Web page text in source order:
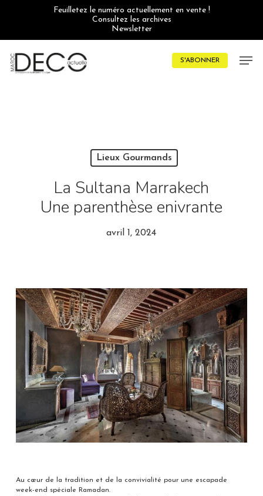
Feuilletez le numéro actuellement en vente !
Consultez les archives
Newsletter
S'ABONNER
Lieux Gourmands
La Sultana Marrakech
Une parenthèse enivrante
avril 1, 2024
Au cœur de la tradition et de la convivialité pour une escapade
week-end spéciale Ramadan.